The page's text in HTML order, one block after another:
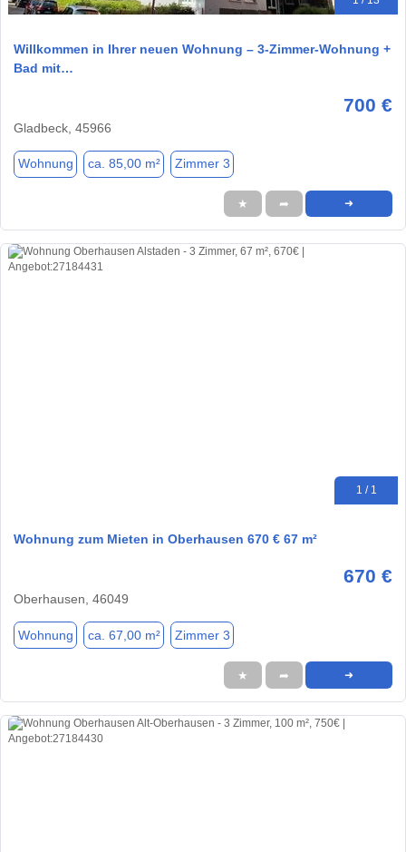
Willkommen in Ihrer neuen Wohnung – 3-Zimmer-Wohnung +
Bad mit…
700 €
Gladbeck, 45966
Wohnung ca. 85,00 m² Zimmer 3
★ ➦ ➜
1 / 1
Wohnung zum Mieten in Oberhausen 670 € 67 m²
670 €
Oberhausen, 46049
Wohnung ca. 67,00 m² Zimmer 3
★ ➦ ➜